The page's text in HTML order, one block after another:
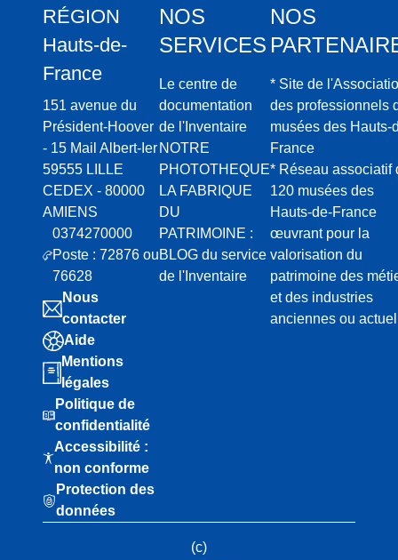
RÉGION
Hauts-de-
France
151 avenue du
Président-Hoover
- 15 Mail Albert-Ier
59555 LILLE
CEDEX - 80000
AMIENS
0374270000
Poste : 72876 ou
76628
Nous
contacter
Aide
Mentions
légales
Politique de
confidentialité
Accessibilité :
non conforme
Protection des
données
NOS
SERVICES
Le centre de
documentation
de l'Inventaire
NOTRE
PHOTOTHEQUE
LA FABRIQUE
DU
PATRIMOINE :
BLOG du service
de l'Inventaire
NOS
* Site de
des professionnels
musées des Hauts-
France
* Réseau associatif
120 musées des
Hauts-de-France
œuvrant pour la
valorisation du
patrimoine des
et des industries
anciennes ou
(c)